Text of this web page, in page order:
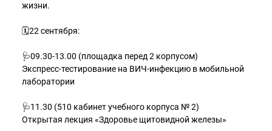
жизни.
🗓22 сентября:
🩺09.30-13.00 (площадка перед 2 корпусом)
Экспресс-тестирование на ВИЧ-инфекцию в мобильной
лаборатории
🩺11.30 (510 кабинет учебного корпуса № 2)
Открытая лекция «Здоровье щитовидной железы»